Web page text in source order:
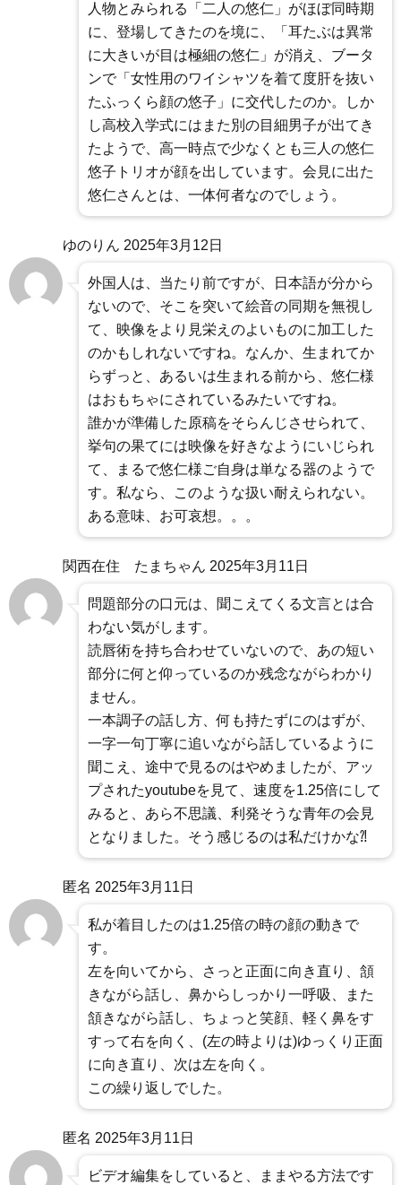
人物とみられる「二人の悠仁」がほぼ同時期
に、登場してきたのを境に、「耳たぶは異常
に大きいが目は極細の悠仁」が消え、ブータ
ンで「女性用のワイシャツを着て度肝を抜い
たふっくら顔の悠子」に交代したのか。しか
し高校入学式にはまた別の目細男子が出てき
たようで、高一時点で少なくとも三人の悠仁
悠子トリオが顔を出しています。会見に出た
悠仁さんとは、一体何者なのでしょう。
ゆのりん 2025年3月12日
外国人は、当たり前ですが、日本語が分から
ないので、そこを突いて絵音の同期を無視し
て、映像をより見栄えのよいものに加工した
のかもしれないですね。なんか、生まれてか
らずっと、あるいは生まれる前から、悠仁様
はおもちゃにされているみたいですね。
誰かが準備した原稿をそらんじさせられて、
挙句の果てには映像を好きなようにいじられ
て、まるで悠仁様ご自身は単なる器のようで
す。私なら、このような扱い耐えられない。
ある意味、お可哀想。。。
関西在住 たまちゃん 2025年3月11日
問題部分の口元は、聞こえてくる文言とは合
わない気がします。
読唇術を持ち合わせていないので、あの短い
部分に何と仰っているのか残念ながらわかり
ません。
一本調子の話し方、何も持たずにのはずが、
一字一句丁寧に追いながら話しているように
聞こえ、途中で見るのはやめましたが、アッ
プされたyoutubeを見て、速度を1.25倍にして
みると、あら不思議、利発そうな青年の会見
となりました。そう感じるのは私だけかな⁈
匿名 2025年3月11日
私が着目したのは1.25倍の時の顔の動きで
す。
左を向いてから、さっと正面に向き直り、頷
きながら話し、鼻からしっかり一呼吸、また
頷きながら話し、ちょっと笑顔、軽く鼻をす
すって右を向く、(左の時よりは)ゆっくり正面
に向き直り、次は左を向く。
この繰り返しでした。
匿名 2025年3月11日
ビデオ編集をしていると、ままやる方法です